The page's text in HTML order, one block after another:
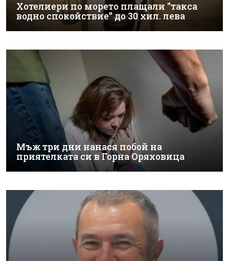
Хотелиери по морето плащали "такса
водно спокойствие" до 30 хил. лева
Мъж три дни нанася побой на
приятелката си в Горна Оряховица